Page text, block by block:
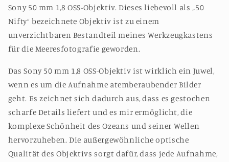
Sony 50 mm 1,8 OSS-Objektiv. Dieses liebevoll als „50
Nifty“ bezeichnete Objektiv ist zu einem
unverzichtbaren Bestandteil meines Werkzeugkastens
für die Meeresfotografie geworden.
Das Sony 50 mm 1,8 OSS-Objektiv ist wirklich ein Juwel,
wenn es um die Aufnahme atemberaubender Bilder
geht. Es zeichnet sich dadurch aus, dass es gestochen
scharfe Details liefert und es mir ermöglicht, die
komplexe Schönheit des Ozeans und seiner Wellen
hervorzuheben. Die außergewöhnliche optische
Qualität des Objektivs sorgt dafür, dass jede Aufnahme,